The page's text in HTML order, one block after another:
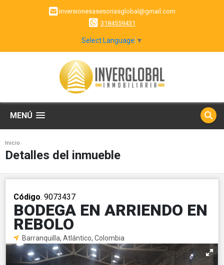
inversionesasesoriasglobal@gmail.com
3184559431
Select Language ▼
MENÚ
Inicio
Detalles del inmueble
Código. 9073437
BODEGA EN ARRIENDO EN
REBOLO
Barranquilla, Atlántico, Colombia